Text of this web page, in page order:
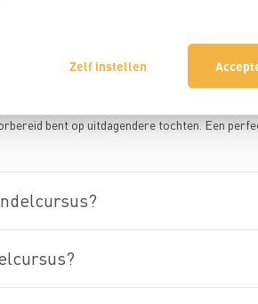
Zelf instellen
de bergwandelcursus leer je veilig en
Ook komt de basis van touwgebruik aan
bent op uitdagendere tochten. Een